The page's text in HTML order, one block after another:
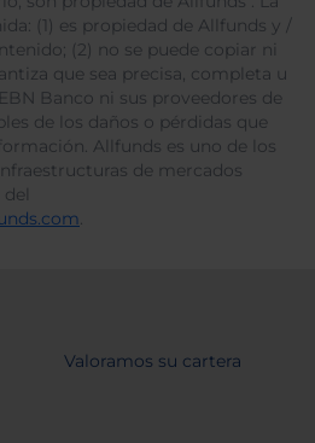
(1) es propiedad de Allfunds y /
(2) no se puede copiar ni
que sea precisa, completa u
Banco ni sus proveedores de
de los daños o pérdidas que
Allfunds es uno de los
de mercados
.
Valoramos su cartera